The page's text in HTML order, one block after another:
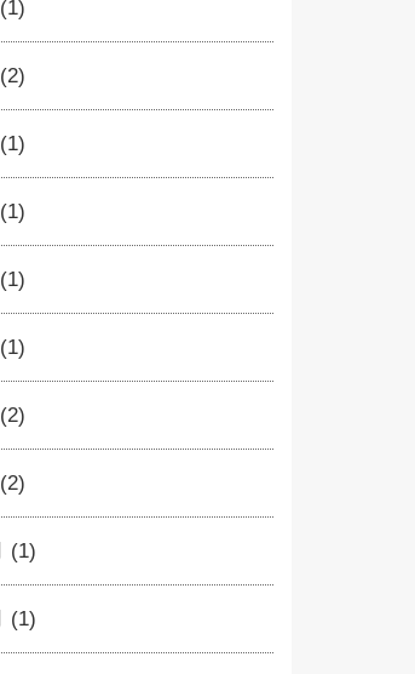
(1)
(2)
(1)
(1)
(1)
(1)
(2)
(2)
(1)
(1)